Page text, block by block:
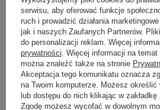
Napisz swoją
Twoja ocena:
serwisu, aby oferować funkcje
ruch i prowadzić działania
jak i naszych Zaufanych Partnerów.
do personalizacji reklam. Więcej
prywatności . Więcej informacji na
można znaleźć także na stronie
Akceptacja tego komunikatu oznacza
na Twoim komputerze. Możesz określić
lub dostępu do nich klikając w zakładkę
Zgodę możesz wycofać w dowolnym